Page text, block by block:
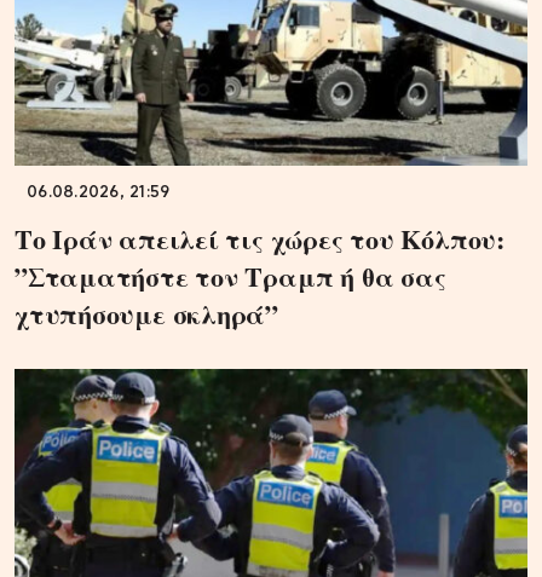
06.08.2026, 21:59
Το Ιράν απειλεί τις χώρες του Κόλπου:
”Σταματήστε τον Τραμπ ή θα σας
χτυπήσουμε σκληρά”